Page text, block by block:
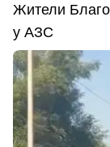
Жители
у АЗС